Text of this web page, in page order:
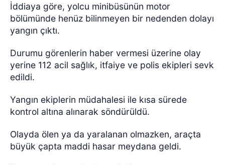
İddiaya göre, yolcu minibüsünün motor
bölümünde henüz bilinmeyen bir nedenden dolayı
yangın çıktı.
Durumu görenlerin haber vermesi üzerine olay
yerine 112 acil sağlık, itfaiye ve polis ekipleri sevk
edildi.
Yangın ekiplerin müdahalesi ile kısa sürede
kontrol altına alınarak söndürüldü.
Olayda ölen ya da yaralanan olmazken, araçta
büyük çapta maddi hasar meydana geldi.